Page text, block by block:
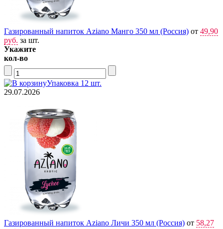
Газированный напиток Aziano Манго 350 мл (Россия) от 49,90
руб. за шт.
Укажите
кол-во
Упаковка 12 шт.
29.07.2026
Газированный напиток Aziano Личи 350 мл (Россия) от 58,27